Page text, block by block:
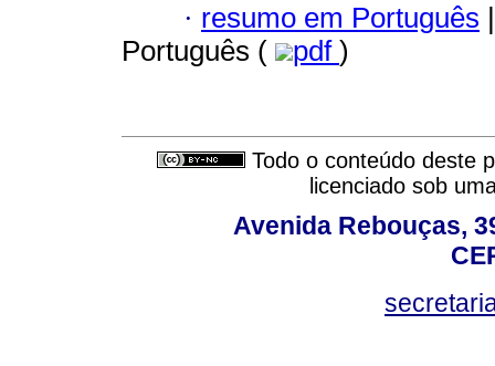
· resumo em Português |
Português (
pdf )
Todo o conteúdo deste
licenciado sob
Avenida Rebouças,